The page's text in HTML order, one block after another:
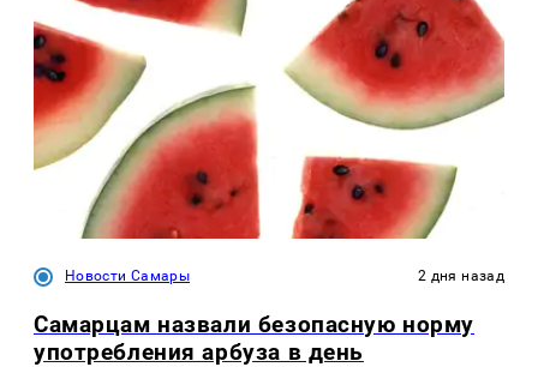
Новости Самары 2 дня назад
Самарцам назвали безопасную норму
употребления арбуза в день